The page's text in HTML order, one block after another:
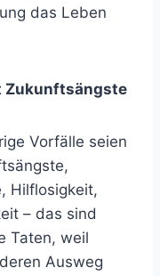
das Leben
Zukunftsängste
Vorfälle seien
Hilflosigkeit,
– das sind
Taten, weil
Ausweg